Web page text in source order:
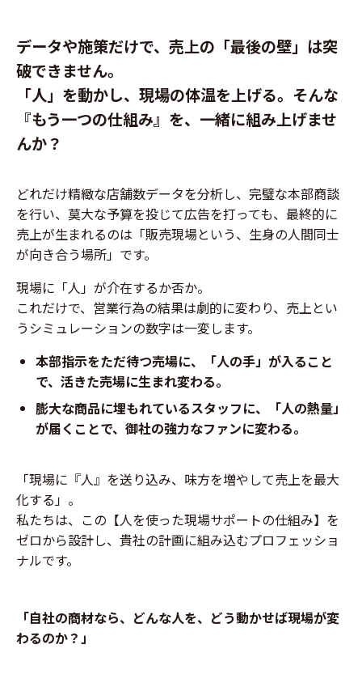
データや施策だけで、売上の「最後の壁」は突
破できません。
「人」を動かし、現場の体温を上げる。そんな
『もう一つの仕組み』を、一緒に組み上げませ
んか？
どれだけ精緻な店舗数データを分析し、完璧な本部商談
を行い、莫大な予算を投じて広告を打っても、最終的に
売上が生まれるのは「販売現場という、生身の人間同士
が向き合う場所」です。
現場に「人」が介在するか否か。
これだけで、営業行為の結果は劇的に変わり、売上とい
うシミュレーションの数字は一変します。
本部指示をただ待つ売場に、「人の手」が入ること
で、活きた売場に生まれ変わる。
膨大な商品に埋もれているスタッフに、「人の熱量」
が届くことで、御社の強力なファンに変わる。
「現場に『人』を送り込み、味方を増やして売上を最大
化する」。
私たちは、この【人を使った現場サポートの仕組み】を
ゼロから設計し、貴社の計画に組み込むプロフェッショ
ナルです。
「自社の商材なら、どんな人を、どう動かせば現場が変
わるのか？」